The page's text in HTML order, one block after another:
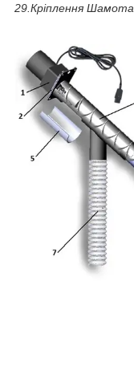
29.Кріплення Шамота.